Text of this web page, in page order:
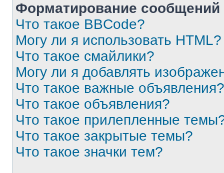
Форматирование
Что такое BBCode?
Могу ли я использовать HTML?
Что такое смайлики?
Могу ли я добавлять
Что такое важные объявления?
Что такое объявления?
Что такое прилепленные
Что такое закрытые темы?
Что такое значки тем?